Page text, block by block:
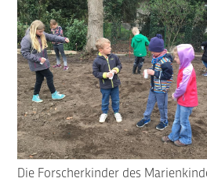
Die Forscherkinder des